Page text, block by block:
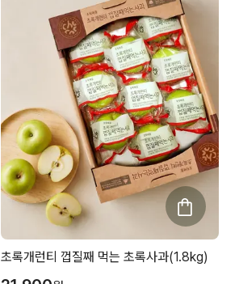
초록개런티 껍질째 먹는 초록사과(1.8kg)